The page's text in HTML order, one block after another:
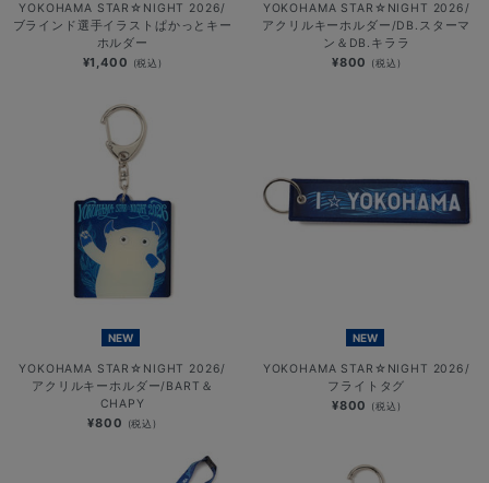
YOKOHAMA STAR☆NIGHT 2026/
ブラインド選手イラストぱかっとキー
ホルダー
¥1,400 (税込)
YOKOHAMA STAR☆NIGHT 2026/
アクリルキーホルダー/DB.スターマ
ン＆DB.キララ
¥800 (税込)
NEW
YOKOHAMA STAR☆NIGHT 2026/
アクリルキーホルダー/BART＆
CHAPY
¥800 (税込)
NEW
YOKOHAMA STAR☆NIGHT 2026/
フライトタグ
¥800 (税込)